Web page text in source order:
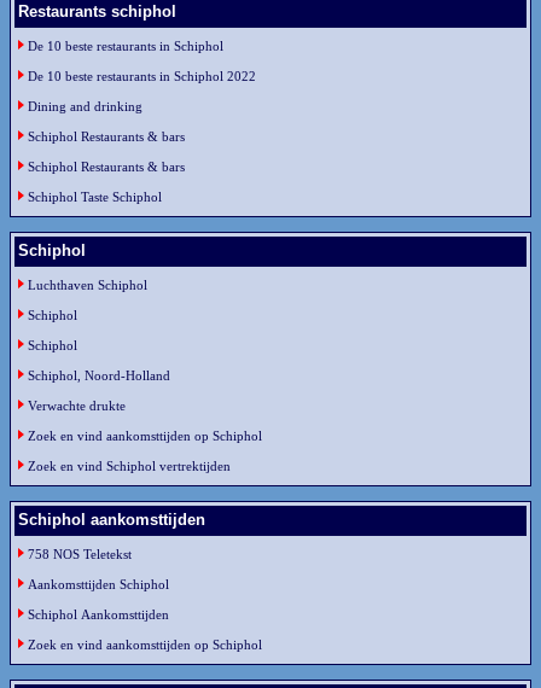
Restaurants schiphol
De 10 beste restaurants in Schiphol
De 10 beste restaurants in Schiphol 2022
Dining and drinking
Schiphol Restaurants & bars
Schiphol Restaurants & bars
Schiphol Taste Schiphol
Schiphol
Luchthaven Schiphol
Schiphol
Schiphol
Schiphol, Noord-Holland
Verwachte drukte
Zoek en vind aankomsttijden op Schiphol
Zoek en vind Schiphol vertrektijden
Schiphol aankomsttijden
758 NOS Teletekst
Aankomsttijden Schiphol
Schiphol Aankomsttijden
Zoek en vind aankomsttijden op Schiphol